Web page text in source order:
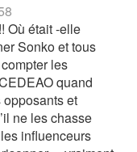
Où était -elle
Sonko et tous
les
quand
et
ne les chasse
influenceurs